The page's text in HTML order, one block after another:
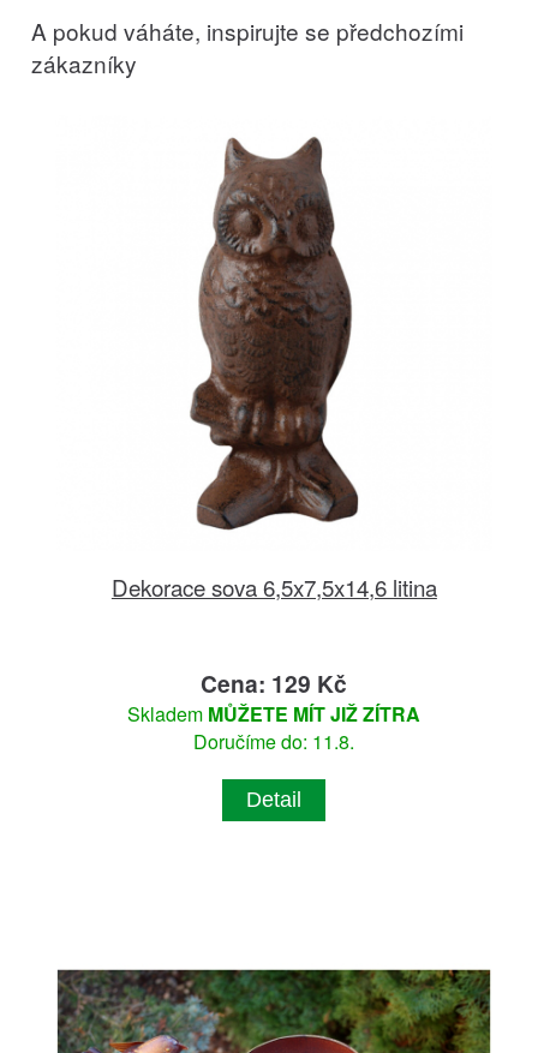
A pokud váháte, inspirujte se předchozími
zákazníky
Dekorace sova 6,5x7,5x14,6 litina
Cena: 129 Kč
Skladem MŮŽETE MÍT JIŽ ZÍTRA
Doručíme do: 11.8.
Detail